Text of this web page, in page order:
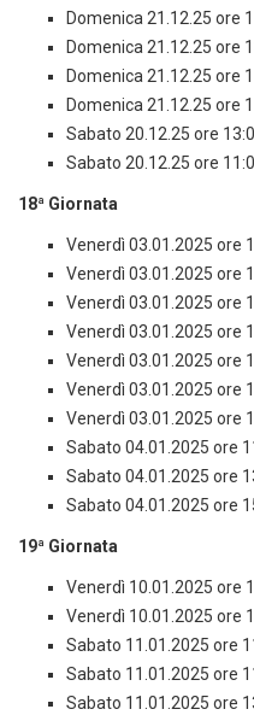
Domenica 21.12.25 ore
Domenica 21.12.25 ore
Domenica 21.12.25 ore
Domenica 21.12.25 ore
Sabato 20.12.25 ore
Sabato 20.12.25 ore
18ª Giornata
Venerdì 03.01.2025 ore
Venerdì 03.01.2025 ore
Venerdì 03.01.2025 ore
Venerdì 03.01.2025 ore
Venerdì 03.01.2025 ore
Venerdì 03.01.2025 ore
Venerdì 03.01.2025 ore
Sabato 04.01.2025 ore
Sabato 04.01.2025 ore
Sabato 04.01.2025 ore
19ª Giornata
Venerdì 10.01.2025 ore
Venerdì 10.01.2025 ore
Sabato 11.01.2025 ore
Sabato 11.01.2025 ore
Sabato 11.01.2025 ore